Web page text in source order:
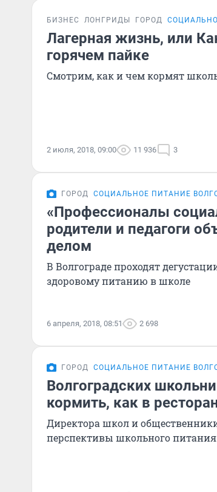
БИЗНЕС ЛОНГРИДЫ ГОРОД
Лагерная жизнь, или
горячем пайке
Смотрим, как и чем кормят
2 июля, 2018, 09:00 11 936 3
ГОРОД СОЦИАЛЬНОЕ ПИТАНИЕ
«Профессионалы
родители и педагоги
делом
В Волгограде проходят
здоровому питанию в школе
6 апреля, 2018, 08:51 2 698
ГОРОД СОЦИАЛЬНОЕ ПИТАНИЕ
Волгоградских
кормить, как в
Директора школ и
перспективы школьного